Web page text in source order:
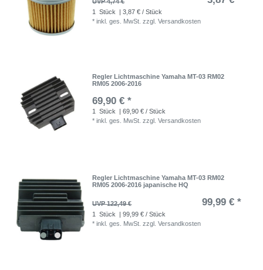
1 Stück
| 3,87 € / Stück
*inkl. ges. MwSt. zzgl.Versandkosten
Regler Lichtmaschine Yamaha MT-03 RM02
RM05 2006-2016
69,90 € *
1 Stück
| 69,90 € / Stück
*inkl. ges. MwSt. zzgl.Versandkosten
Regler Lichtmaschine Yamaha MT-03 RM02
RM05 2006-2016 japanische HQ
UVP 122,49 € 99,99 € *
1 Stück
| 99,99 € / Stück
*inkl. ges. MwSt. zzgl.Versandkosten